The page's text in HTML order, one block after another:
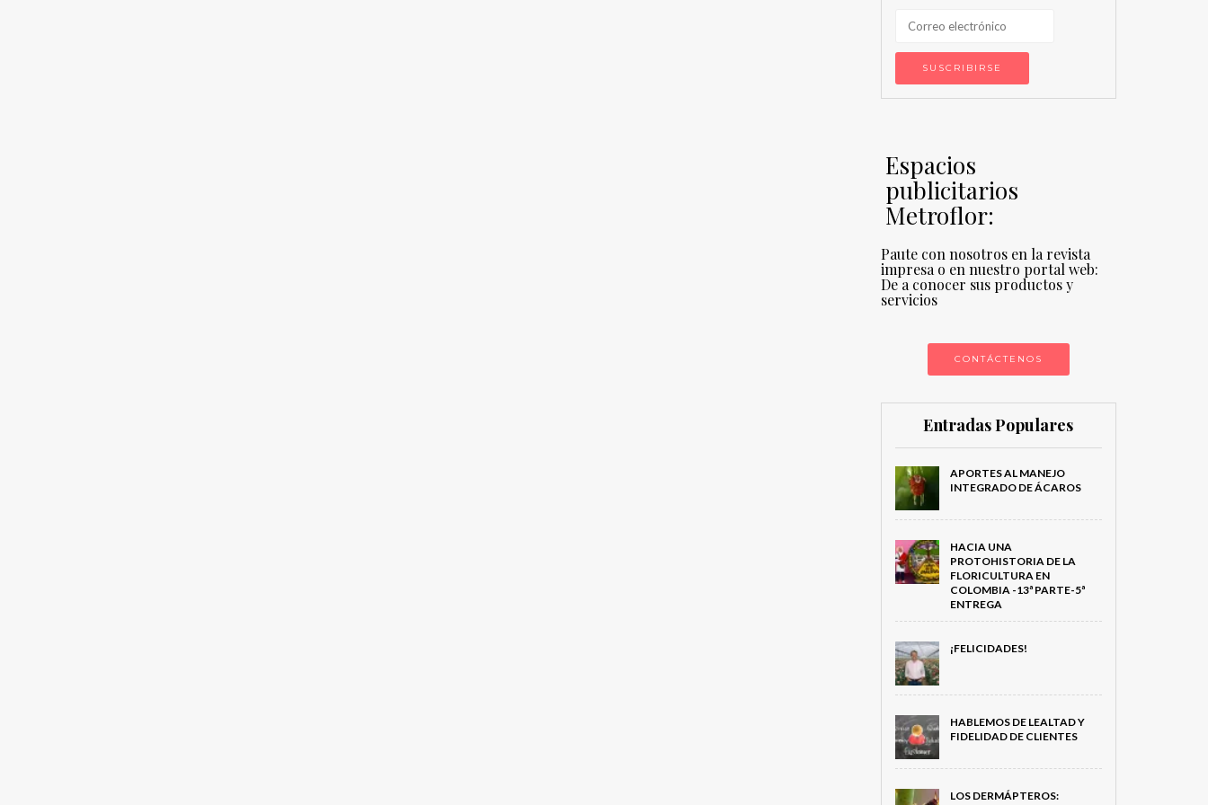
Espacios
publicitarios
Metroflor:
Paute con nosotros en la revista
impresa o en nuestro portal web:
De a conocer sus productos y
servicios
CONTÁCTENOS
Entradas Populares
APORTES AL MANEJO
INTEGRADO DE ÁCAROS
HACIA UNA
PROTOHISTORIA DE LA
FLORICULTURA EN
COLOMBIA -13ª PARTE-5ª
ENTREGA
¡FELICIDADES!
HABLEMOS DE LEALTAD Y
FIDELIDAD DE CLIENTES
LOS DERMÁPTEROS: